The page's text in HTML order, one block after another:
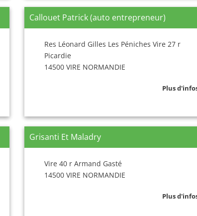
Callouet Patrick (auto entrepreneur)
Res Léonard Gilles Les Péniches Vire 27 r
Picardie
14500 VIRE NORMANDIE
Plus
Grisanti Et Maladry
Vire 40 r Armand Gasté
14500 VIRE NORMANDIE
Plus